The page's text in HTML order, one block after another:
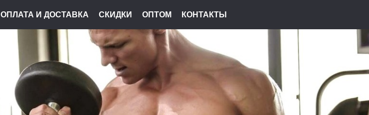
ОПЛАТА И ДОСТАВКА СКИДКИ ОПТОМ КОНТАКТЫ